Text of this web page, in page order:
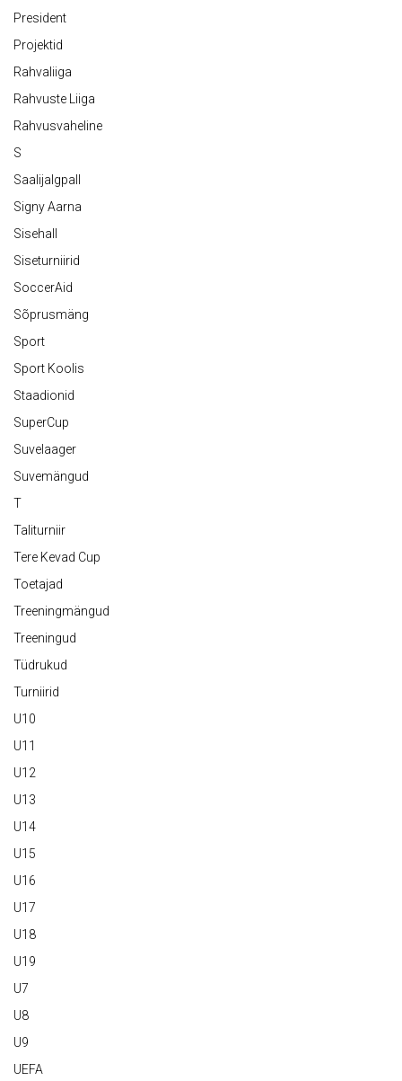
President
Projektid
Rahvaliiga
Rahvuste Liiga
Rahvusvaheline
S
Saalijalgpall
Signy Aarna
Sisehall
Siseturniirid
SoccerAid
Sõprusmäng
Sport
Sport Koolis
Staadionid
SuperCup
Suvelaager
Suvemängud
T
Taliturniir
Tere Kevad Cup
Toetajad
Treeningmängud
Treeningud
Tüdrukud
Turniirid
U10
U11
U12
U13
U14
U15
U16
U17
U18
U19
U7
U8
U9
UEFA